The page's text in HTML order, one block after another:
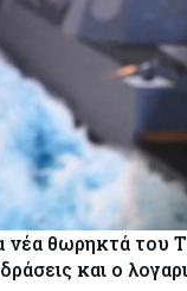
νέα θωρηκτά του
και ο